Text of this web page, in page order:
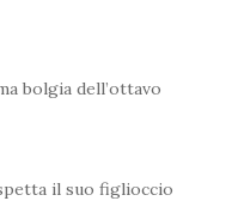
bolgia dell’ottavo
il suo figlioccio